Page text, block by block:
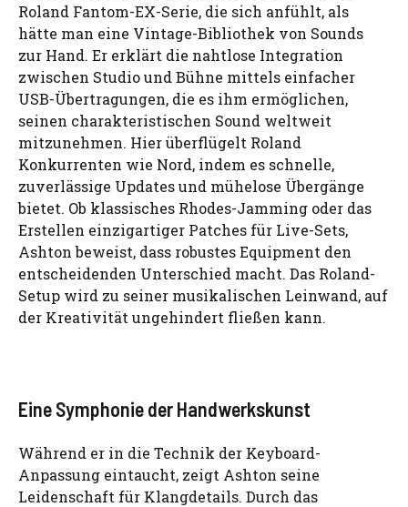
Roland Fantom-EX-Serie, die sich anfühlt, als
hätte man eine Vintage-Bibliothek von Sounds
zur Hand. Er erklärt die nahtlose Integration
zwischen Studio und Bühne mittels einfacher
USB-Übertragungen, die es ihm ermöglichen,
seinen charakteristischen Sound weltweit
mitzunehmen. Hier überflügelt Roland
Konkurrenten wie Nord, indem es schnelle,
zuverlässige Updates und mühelose Übergänge
bietet. Ob klassisches Rhodes-Jamming oder das
Erstellen einzigartiger Patches für Live-Sets,
Ashton beweist, dass robustes Equipment den
entscheidenden Unterschied macht. Das Roland-
Setup wird zu seiner musikalischen Leinwand, auf
der Kreativität ungehindert fließen kann.
Eine Symphonie der Handwerkskunst
Während er in die Technik der Keyboard-
Anpassung eintaucht, zeigt Ashton seine
Leidenschaft für Klangdetails. Durch das